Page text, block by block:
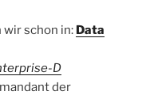
wir schon in: Data
D
der